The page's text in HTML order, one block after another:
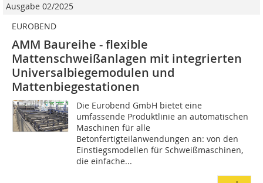
Ausgabe 02/2025
EUROBEND
AMM Baureihe - flexible
Mattenschweißanlagen mit integrierten
Universalbiegemodulen und
Mattenbiegestationen
Die Eurobend GmbH bietet eine
umfassende Produktlinie an automatischen
Maschinen für alle
Betonfertigteilanwendungen an: von den
Einstiegsmodellen für Schweißmaschinen,
die einfache...